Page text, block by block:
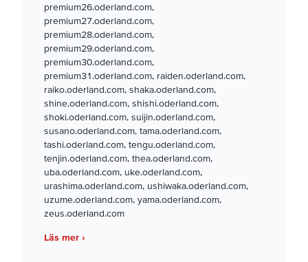
premium26.oderland.com,
premium27.oderland.com,
premium28.oderland.com,
premium29.oderland.com,
premium30.oderland.com,
premium31.oderland.com, raiden.oderland.com,
raiko.oderland.com, shaka.oderland.com,
shine.oderland.com, shishi.oderland.com,
shoki.oderland.com, suijin.oderland.com,
susano.oderland.com, tama.oderland.com,
tashi.oderland.com, tengu.oderland.com,
tenjin.oderland.com, thea.oderland.com,
uba.oderland.com, uke.oderland.com,
urashima.oderland.com, ushiwaka.oderland.com,
uzume.oderland.com, yama.oderland.com,
zeus.oderland.com
Läs mer ›